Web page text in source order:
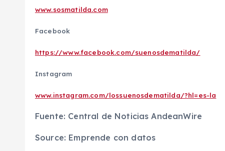
www.sosmatilda.com
Facebook
https://www.facebook.com/suenosdematilda/
Instagram
www.instagram.com/lossuenosdematilda/?hl=es-la
Fuente: Central de Noticias AndeanWire
Source: Emprende con datos